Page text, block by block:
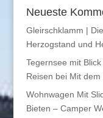
Neueste
Gleirschklamm |
Herzogstand und
Tegernsee mit
Reisen bei Mit dem
Wohnwagen Mit
Bieten – Camper